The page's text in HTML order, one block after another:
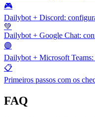
🎮
Dailybot + Discord:
💚
Dailybot + Google Chat:
🟣
Dailybot + Microsoft
📋
Primeiros passos com os
FAQ